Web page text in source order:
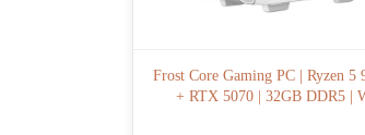
Frost Core Gaming PC | Ryzen 5
+ RTX 5070 | 32GB DDR5 |